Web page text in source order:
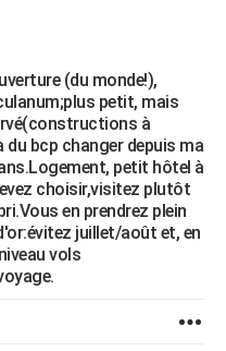
(du monde!),
petit, mais
à
du bcp changer depuis ma
petit hôtel à
choisir,visitez plutôt
en prendrez plein
juillet/août et, en
vols